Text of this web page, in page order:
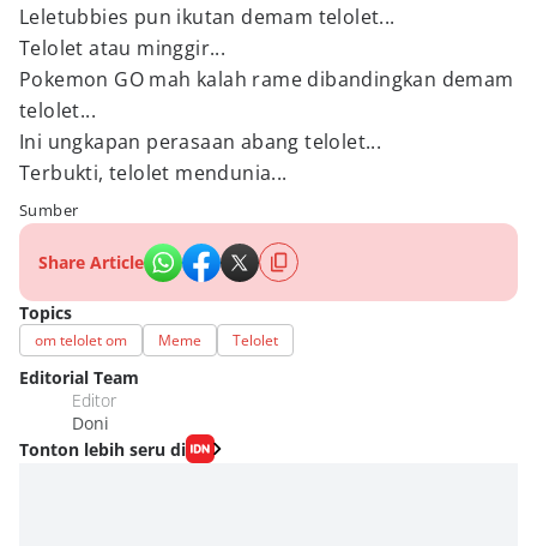
Leletubbies pun ikutan demam telolet...
Telolet atau minggir...
Pokemon GO mah kalah rame dibandingkan demam
telolet...
Ini ungkapan perasaan abang telolet...
Terbukti, telolet mendunia...
Sumber
Share Article
Topics
om telolet om Meme Telolet
Editorial Team
Editor
Doni
Tonton lebih seru di